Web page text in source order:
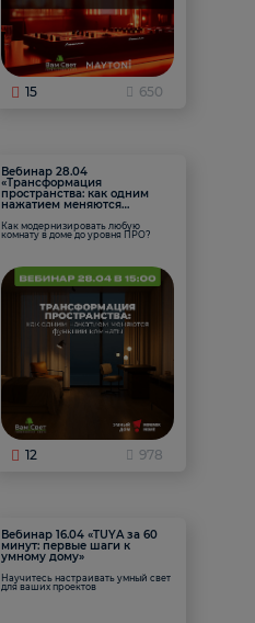
15 650
Вебинар 28.04
«Трансформация
пространства: как одним
нажатием меняются
Как модернизировать любую
комнату в доме до уровня ПРО?
12 978
Вебинар 16.04 «TUYA за 60
минут: первые шаги к
умному дому»
Научитесь настраивать умный свет
для ваших проектов